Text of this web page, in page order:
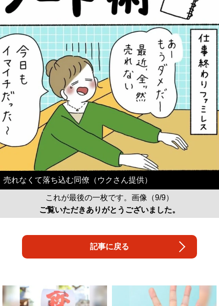
売れなくて落ち込む同僚（ウクさん提供）
これが最後の一枚です。画像（9/9）
ご覧いただきありがとうございました。
記事に戻る